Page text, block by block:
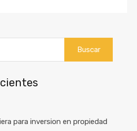
para inversion en propiedad